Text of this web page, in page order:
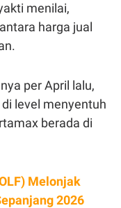
menilai,
harga jual
per April lalu,
level menyentuh
berada di
Melonjak
2026